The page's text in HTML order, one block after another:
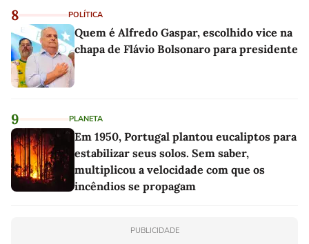
8 POLÍTICA
Quem é Alfredo Gaspar, escolhido vice na
chapa de Flávio Bolsonaro para presidente
9 PLANETA
Em 1950, Portugal plantou eucaliptos para
estabilizar seus solos. Sem saber,
multiplicou a velocidade com que os
incêndios se propagam
PUBLICIDADE